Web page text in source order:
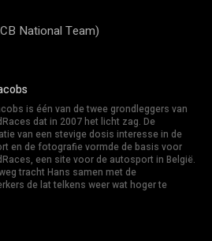
National Team)
is één van de twee grondleggers van
dat in 2007 het licht zag. De
van een stevige dosis interesse in de
en de fotografie vormde de basis voor
een site voor de autosport in België.
tracht Hans samen met de
de lat telkens weer wat hoger te